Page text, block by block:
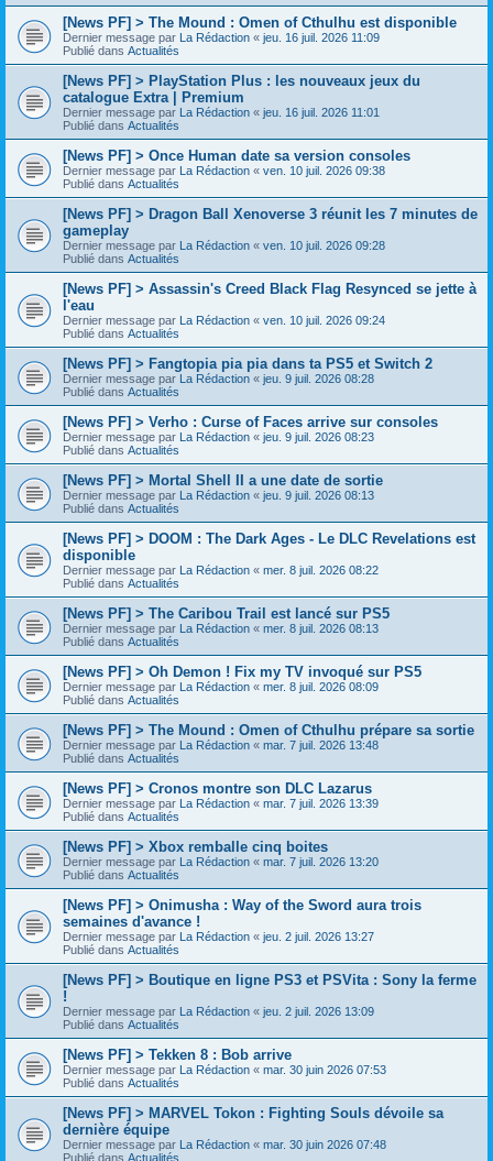
[News PF] > The Mound : Omen of Cthulhu est disponible
Dernier message par La Rédaction « jeu. 16 juil. 2026 11:09
Publié dans Actualités
[News PF] > PlayStation Plus : les nouveaux jeux du
catalogue Extra | Premium
Dernier message par La Rédaction « jeu. 16 juil. 2026 11:01
Publié dans Actualités
[News PF] > Once Human date sa version consoles
Dernier message par La Rédaction « ven. 10 juil. 2026 09:38
Publié dans Actualités
[News PF] > Dragon Ball Xenoverse 3 réunit les 7 minutes de
gameplay
Dernier message par La Rédaction « ven. 10 juil. 2026 09:28
Publié dans Actualités
[News PF] > Assassin's Creed Black Flag Resynced se jette à
l'eau
Dernier message par La Rédaction « ven. 10 juil. 2026 09:24
Publié dans Actualités
[News PF] > Fangtopia pia pia dans ta PS5 et Switch 2
Dernier message par La Rédaction « jeu. 9 juil. 2026 08:28
Publié dans Actualités
[News PF] > Verho : Curse of Faces arrive sur consoles
Dernier message par La Rédaction « jeu. 9 juil. 2026 08:23
Publié dans Actualités
[News PF] > Mortal Shell II a une date de sortie
Dernier message par La Rédaction « jeu. 9 juil. 2026 08:13
Publié dans Actualités
[News PF] > DOOM : The Dark Ages - Le DLC Revelations est
disponible
Dernier message par La Rédaction « mer. 8 juil. 2026 08:22
Publié dans Actualités
[News PF] > The Caribou Trail est lancé sur PS5
Dernier message par La Rédaction « mer. 8 juil. 2026 08:13
Publié dans Actualités
[News PF] > Oh Demon ! Fix my TV invoqué sur PS5
Dernier message par La Rédaction « mer. 8 juil. 2026 08:09
Publié dans Actualités
[News PF] > The Mound : Omen of Cthulhu prépare sa sortie
Dernier message par La Rédaction « mar. 7 juil. 2026 13:48
Publié dans Actualités
[News PF] > Cronos montre son DLC Lazarus
Dernier message par La Rédaction « mar. 7 juil. 2026 13:39
Publié dans Actualités
[News PF] > Xbox remballe cinq boites
Dernier message par La Rédaction « mar. 7 juil. 2026 13:20
Publié dans Actualités
[News PF] > Onimusha : Way of the Sword aura trois
semaines d'avance !
Dernier message par La Rédaction « jeu. 2 juil. 2026 13:27
Publié dans Actualités
[News PF] > Boutique en ligne PS3 et PSVita : Sony la ferme
!
Dernier message par La Rédaction « jeu. 2 juil. 2026 13:09
Publié dans Actualités
[News PF] > Tekken 8 : Bob arrive
Dernier message par La Rédaction « mar. 30 juin 2026 07:53
Publié dans Actualités
[News PF] > MARVEL Tokon : Fighting Souls dévoile sa
dernière équipe
Dernier message par La Rédaction « mar. 30 juin 2026 07:48
Publié dans Actualités